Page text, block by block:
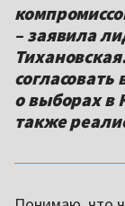
– заявила
о выборах в
также